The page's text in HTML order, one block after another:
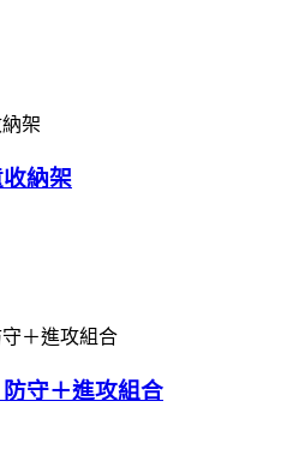
收納架
防守＋進攻組合